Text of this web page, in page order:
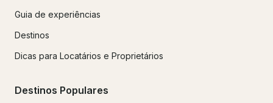
Guia de experiências
Destinos
Dicas para Locatários e Proprietários
Destinos Populares